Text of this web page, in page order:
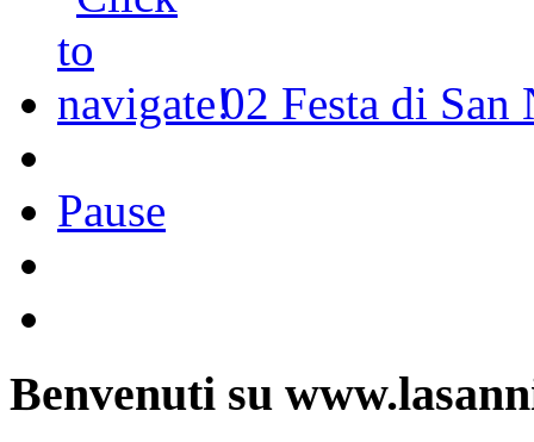
02 Festa di San
Pause
Benvenuti su